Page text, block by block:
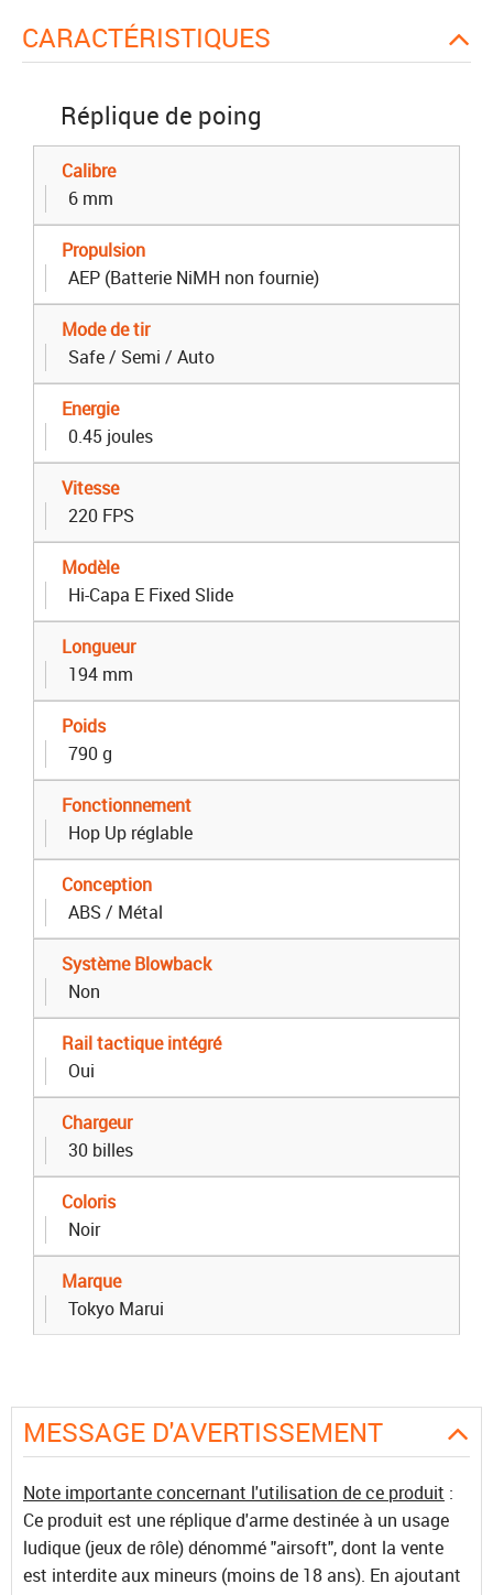
CARACTÉRISTIQUES
Réplique de poing
Calibre
6 mm
Propulsion
AEP (Batterie NiMH non fournie)
Mode de tir
Safe / Semi / Auto
Energie
0.45 joules
Vitesse
220 FPS
Modèle
Hi-Capa E Fixed Slide
Longueur
194 mm
Poids
790 g
Fonctionnement
Hop Up réglable
Conception
ABS / Métal
Système Blowback
Non
Rail tactique intégré
Oui
Chargeur
30 billes
Coloris
Noir
Marque
Tokyo Marui
MESSAGE D'AVERTISSEMENT
Note importante concernant l'utilisation de ce produit :
Ce produit est une réplique d'arme destinée à un usage
ludique (jeux de rôle) dénommé "airsoft", dont la vente
est interdite aux mineurs (moins de 18 ans). En ajoutant